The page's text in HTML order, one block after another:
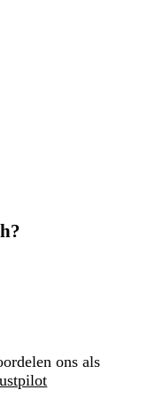
ons als